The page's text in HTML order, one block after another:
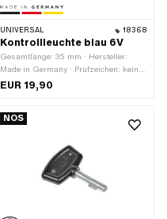
UNIVERSAL 18368
Kontrollleuchte blau 6V
Gesamtlänge: 35 mm · Hersteller:
Made in Germany · Prüfzeichen: keine
· Spannung: 6 V · Farbe: blau · Ø
EUR 19,90
NOS